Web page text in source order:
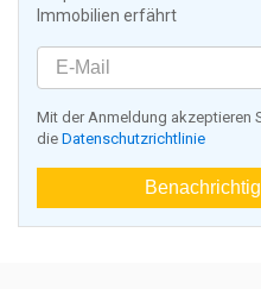
Immobilien erfährt
Mit der Anmeldung akzeptieren
die Datenschutzrichtlinie